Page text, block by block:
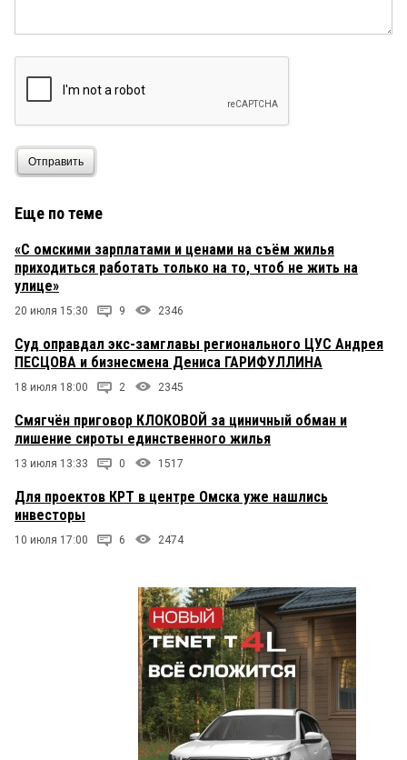
Отправить
Еще по теме
«С омскими зарплатами и ценами на съём жилья
приходиться работать только на то, чтоб не жить на
улице»
20 июля 15:30 9 2346
Суд оправдал экс-замглавы регионального ЦУС Андрея
ПЕСЦОВА и бизнесмена Дениса ГАРИФУЛЛИНА
18 июля 18:00 2 2345
Смягчён приговор КЛОКОВОЙ за циничный обман и
лишение сироты единственного жилья
13 июля 13:33 0 1517
Для проектов КРТ в центре Омска уже нашлись
инвесторы
10 июля 17:00 6 2474